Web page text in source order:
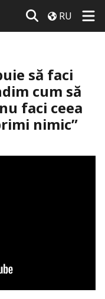
RU
să faci
cum să
faci ceea
nimic”